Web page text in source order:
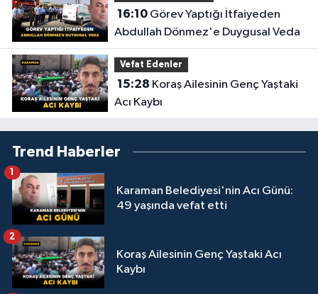
16:10Görev Yaptığı İtfaiyeden
Abdullah Dönmez'e Duygusal Veda
Vefat Edenler
15:28
Acı Kaybı
Trend Haberler
Karaman Belediyesi'nin Acı Günü:
49 yaşında vefat etti
1
Koraş Ailesinin Genç Yaştaki Acı
Kaybı
2